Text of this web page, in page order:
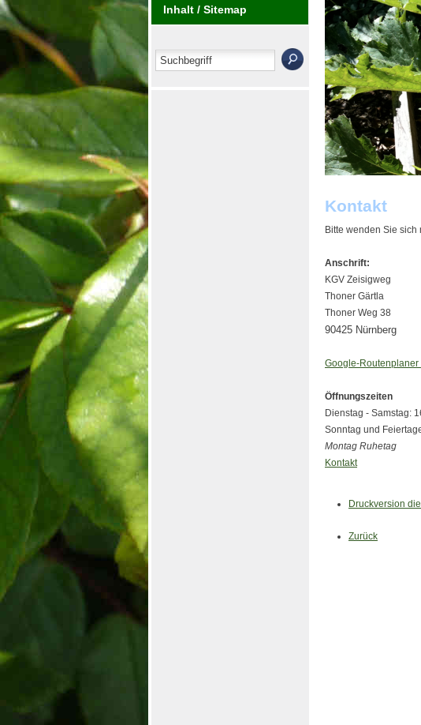
Inhalt / Sitemap
Kontakt
Bitte wenden Sie
Anschrift:
KGV Zeisigweg
Thoner Gärtla
Thoner Weg 38
90425 Nürnberg
Google-Routenplaner
Öffnungszeiten
Dienstag - Samstag:
Sonntag und
Montag Ruhetag
Kontakt
Druckversion
Zurück